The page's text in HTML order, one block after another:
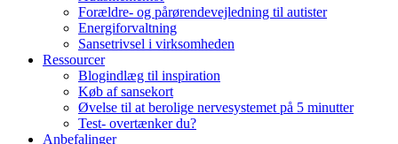
Forældre- og pårørendevejledning til autister
Energiforvaltning
Sansetrivsel i virksomheden
Ressourcer
Blogindlæg til inspiration
Køb af sansekort
Øvelse til at berolige nervesystemet på 5 minutter
Test- overtænker du?
Anbefalinger